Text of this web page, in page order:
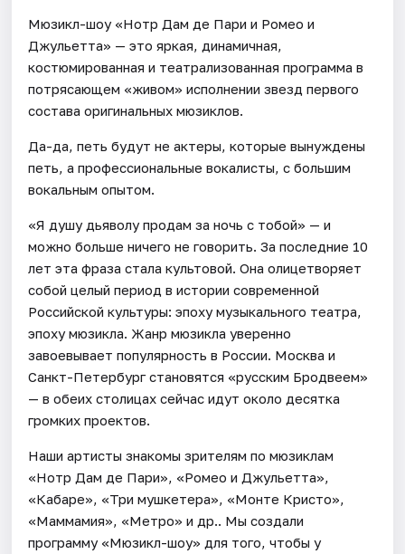
Мюзикл-шоу «Нотр Дам де Пари и Ромео и
Джульетта» — это яркая, динамичная,
костюмированная и театрализованная программа в
потрясающем «живом» исполнении звезд первого
состава оригинальных мюзиклов.
Да-да, петь будут не актеры, которые вынуждены
петь, а профессиональные вокалисты, с большим
вокальным опытом.
«Я душу дьяволу продам за ночь с тобой» — и
можно больше ничего не говорить. За последние 10
лет эта фраза стала культовой. Она олицетворяет
собой целый период в истории современной
Российской культуры: эпоху музыкального театра,
эпоху мюзикла. Жанр мюзикла уверенно
завоевывает популярность в России. Москва и
Санкт-Петербург становятся «русским Бродвеем»
— в обеих столицах сейчас идут около десятка
громких проектов.
Наши артисты знакомы зрителям по мюзиклам
«Нотр Дам де Пари», «Ромео и Джульетта»,
«Кабаре», «Три мушкетера», «Монте Кристо»,
«Маммамия», «Метро» и др.. Мы создали
программу «Мюзикл-шоу» для того, чтобы у